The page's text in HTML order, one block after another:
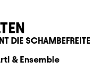
DIE SCHAMBEFREITE
& Ensemble